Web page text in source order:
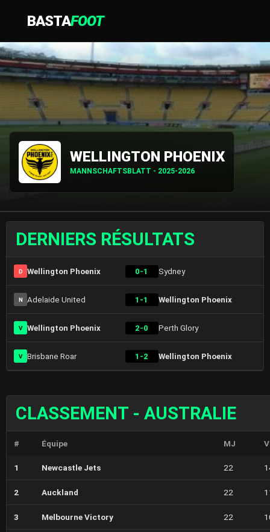
BASTAFOOT
WELLINGTON PHOENIX
MANNSCHAFTSBLATT - 2025-2026
DERNIERS RÉSULTATS
D Wellington Phoenix 0-1 Sydney
N Adelaide United 1-1 Wellington Phoenix
V Wellington Phoenix 2-0 Perth Glory
V Brisbane Roar 1-2 Wellington Phoenix
CLASSEMENT - AUSTRALIE
# Équipe MJ V
1 Newcastle Jets 22
2 Auckland 22
3 Melbourne Victory 22